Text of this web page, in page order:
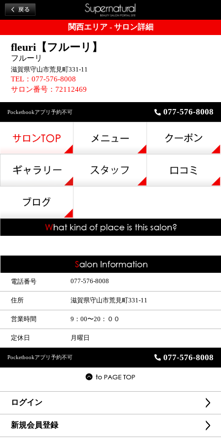
関西エリア - サロン詳細
fleuri【フルーリ】
フルーリ
滋賀県守山市荒見町331-11
TEL：077-576-8008
サロン番号：72112469
Pocketbookアプリ予約不可 077-576-8008
電話番号 077-576-8008
住所 滋賀県守山市荒見町331-11
営業時間 9：00〜20：００
定休日 月曜日
Pocketbookアプリ予約不可 077-576-8008
ログイン
新規会員登録